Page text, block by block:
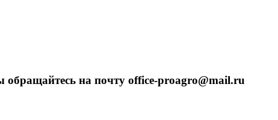
на почту office-proagro@mail.ru